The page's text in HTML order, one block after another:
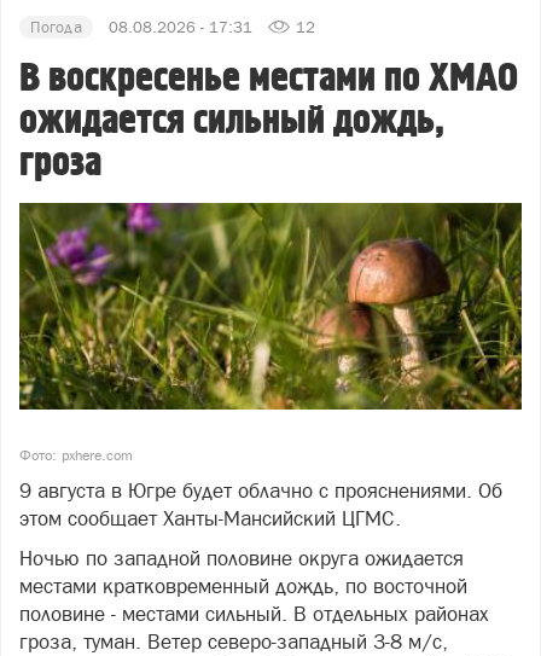
Погода 08.08.2026 - 17:31 12
В воскресенье местами по ХМАО
ожидается сильный дождь,
гроза
Фото: pxhere.com
9 августа в Югре будет облачно с прояснениями. Об
этом сообщает Ханты-Мансийский ЦГМС.
Ночью по западной половине округа ожидается
местами кратковременный дождь, по восточной
половине - местами сильный. В отдельных районах
гроза, туман. Ветер северо-западный 3-8 м/с,